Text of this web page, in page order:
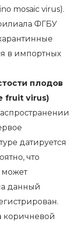
mosaic virus).
ФГБУ
в импортных
плодов
fruit virus)
датируется
что
может
данный
коричневой